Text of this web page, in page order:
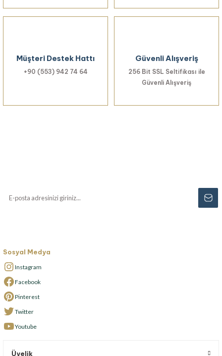
Müşteri Destek Hattı
+90 (553) 942 74 64
Güvenli Alışveriş
256 Bit SSL Seltifikası ile
Güvenli Alışveriş
Sosyal Medya
Instagram
Facebook
Pinterest
Twitter
Youtube
Üyelik